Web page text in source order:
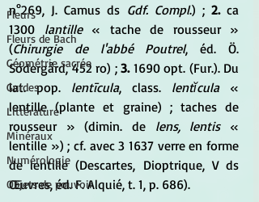
Fleurs
Fleurs de Bach
Géométrie sacrée
Guides
Littérature
Minéraux
Numérologie
Objets de pouvoir
n°269, J. Camus ds Gdf. Compl.) ; 2. ca
1300 lantille « tache de rousseur »
(Chirurgie de l'abbé Poutrel, éd. Ö.
Södergård, 452 ro) ; 3. 1690 opt. (Fur.). Du
lat. pop. lentīcula, class. lentĭcula «
lentille (plante et graine) ; taches de
rousseur » (dimin. de lens, lentis «
lentille ») ; cf. avec 3 1637 verre en forme
de lentille (Descartes, Dioptrique, V ds
Œuvres, éd. F. Alquié, t. 1, p. 686).